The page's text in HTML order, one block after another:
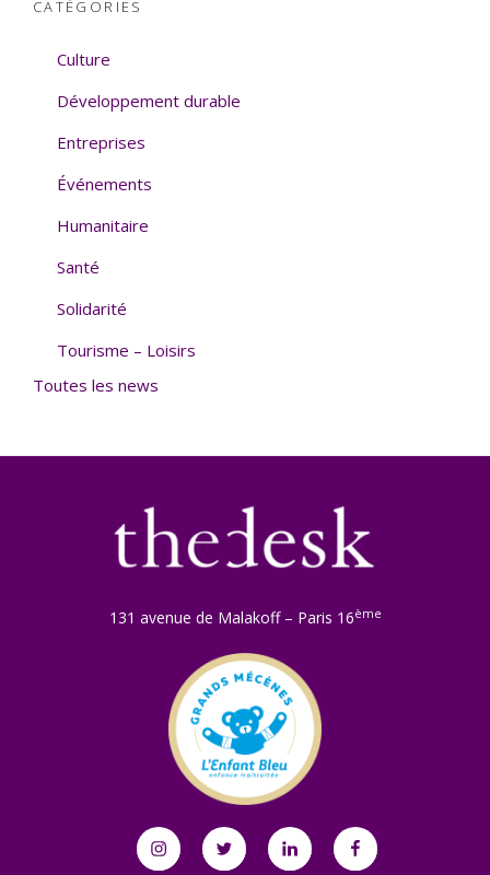
CATÉGORIES
Culture
Développement durable
Entreprises
Événements
Humanitaire
Santé
Solidarité
Tourisme – Loisirs
Toutes les news
131 avenue de Malakoff – Paris 16ème
InstagramTwitter Linkedin Facebook